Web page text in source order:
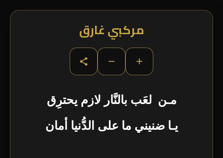
مركبي غارق
+
−
مـن لعَب بالنَّار لازم يحترِق
يـا ضنيني ما على الدُّنيا أمان